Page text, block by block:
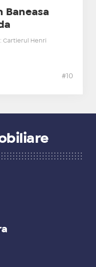
Baneasa
Cartierul Henri
#10